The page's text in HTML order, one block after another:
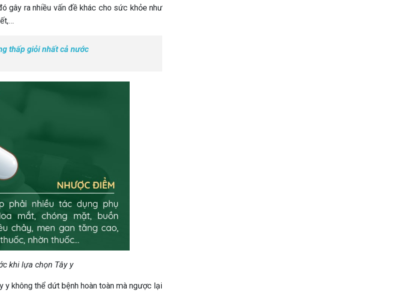
gây ra nhiều vấn đề khác cho sức khỏe như
thấp giỏi nhất cả nước
khi lựa chọn Tây y
y không thể dứt bệnh hoàn toàn mà ngược lại